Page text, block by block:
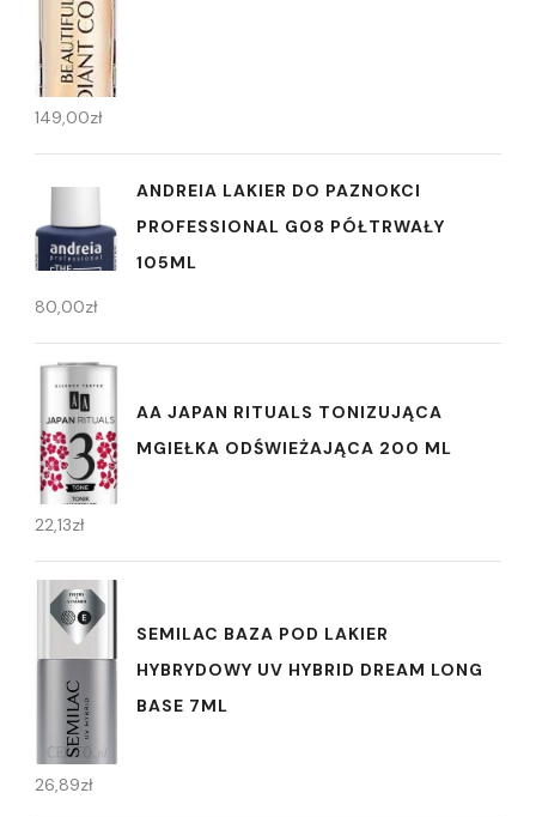
149,00zł
ANDREIA LAKIER DO PAZNOKCI
PROFESSIONAL G08 PÓŁTRWAŁY
105ML
80,00zł
AA JAPAN RITUALS TONIZUJĄCA
MGIEŁKA ODŚWIEŻAJĄCA 200 ML
22,13zł
SEMILAC BAZA POD LAKIER
HYBRYDOWY UV HYBRID DREAM LONG
BASE 7ML
26,89zł